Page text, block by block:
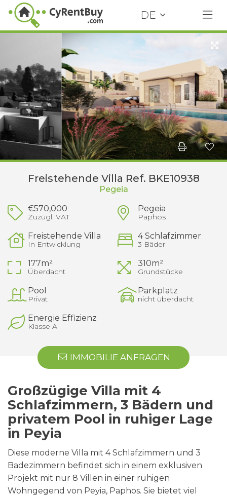
DE
Freistehende Villa Ref. BKE10938
Pegeia
€570,000
Zuzügl. VAT
Pegeia
Paphos
Freistehende Villa
In Entwicklung
4 Schlafzimmer
3 Bäder
177m²
Überdacht
310m²
Grundstücke
Pool
Privat
Parkplatz
nicht überdacht
Energie Effizienz
Klasse A
IMMOBILIE ANFRAGEN
Großzügige Villa mit 4
Schlafzimmern, 3 Bädern und
privatem Pool in ruhiger Lage
in Peyia
Diese moderne Villa mit 4 Schlafzimmern und 3
Badezimmern befindet sich in einem exklusiven
Projekt mit nur 8 Villen in einer ruhigen
Wohngegend von Peyia, Paphos. Sie bietet viel